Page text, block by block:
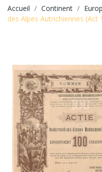
Accueil Continent
des Alpes Autrichiennes (Act